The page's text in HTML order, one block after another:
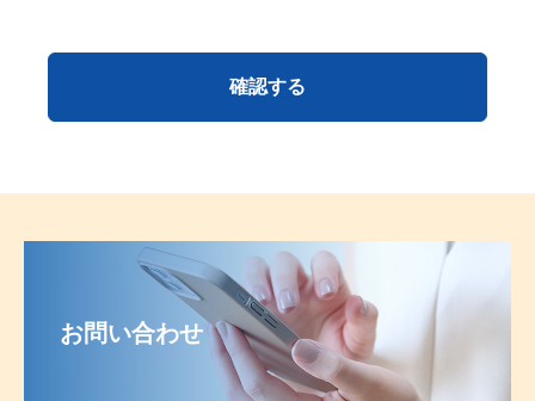
確認する
お問い合わせ